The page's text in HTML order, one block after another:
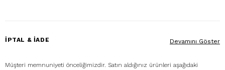
İPTAL & İADE
Müşteri memnuniyeti önceliğimizdir. Satın aldığınız ürünleri aşağıdaki
Devamını Göster